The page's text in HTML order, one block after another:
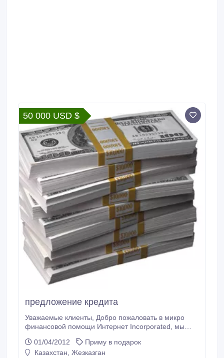
50 000 USD $
предложение кредита
Уважаемые клиенты, Добро пожаловать в микро
финансовой помощи Интернет Incorporated, мы
займов в пределах от $ 3000 до $ 100, 000, 000
долларов США. Заинтересованные лица должны
01/04/2012
Приму в подарок
Казахстан, Жезказган